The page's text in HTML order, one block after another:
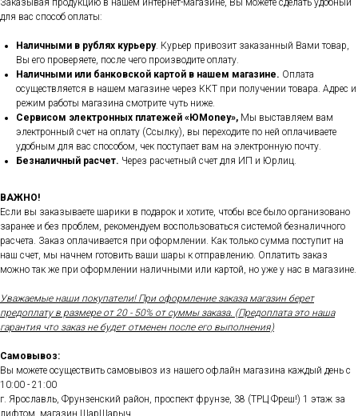
Заказывая продукцию в нашем интернет-магазине, Вы можете сделать удобный
для вас способ оплаты:
Наличными в рублях курьеру. Курьер привозит заказанный Вами товар,
Вы его проверяете, после чего производите оплату.
Наличными или банковской картой в нашем магазине. Оплата
осуществляется в нашем магазине через ККТ при получении товара. Адрес и
режим работы магазина смотрите чуть ниже.
Сервисом электронных платежей «ЮMoney», Мы выставляем вам
электронный счет на оплату (Ссылку), вы переходите по ней оплачиваете
удобным для вас способом, чек поступает вам на электронную почту.
Безналичный расчет. Через расчетный счет для ИП и Юрлиц.
ВАЖНО!
Если вы заказываете шарики в подарок и хотите, чтобы все было организовано
заранее и без проблем, рекомендуем воспользоваться системой безналичного
расчета. Заказ оплачивается при оформлении. Как только сумма поступит на
наш счет, мы начнем готовить ваши шары к отправлению. Оплатить заказ
можно так же при оформлении наличными или картой, но уже у нас в магазине.
Уважаемые наши покупатели! При оформление заказа магазин берет
предоплату в размере от 20 - 50% от суммы заказа. (Предоплата это наша
гарантия что заказ не будет отменен после его выполнения)
Самовывоз:
Вы можете осуществить самовывоз из нашего офлайн магазина каждый день с
10:00 - 21:00
г. Ярославль, Фрунзенский район, проспект фрунзе, 38 (ТРЦ Фреш!) 1 этаж за